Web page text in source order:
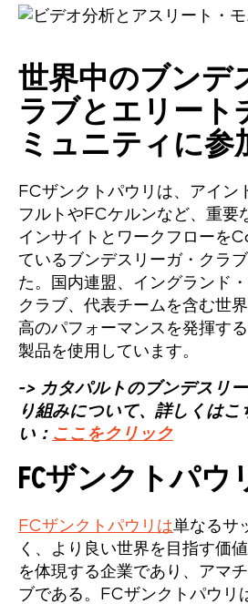
世界中のブンデ
ラブとエリート
ミュニティに参
FCザンクトパウリは、アイン
フルトやFCケルンなど、重要
インサイトとワークフローを
ているブンデスリーガ・クラ
た。国内連盟、イングランド
クラブ、代表チームを含む世
高のパフォーマンスを発揮す
製品を使用しています。
-> カタパルトのブンデスリ
り組みについて、詳しくは
い： ここをクリック
FCザンクトパウ
FCザンクトパウリは単なるサ
く、より良い世界を目指す価
を体現する企業であり、アマ
ブである。FCザンクトパウリ